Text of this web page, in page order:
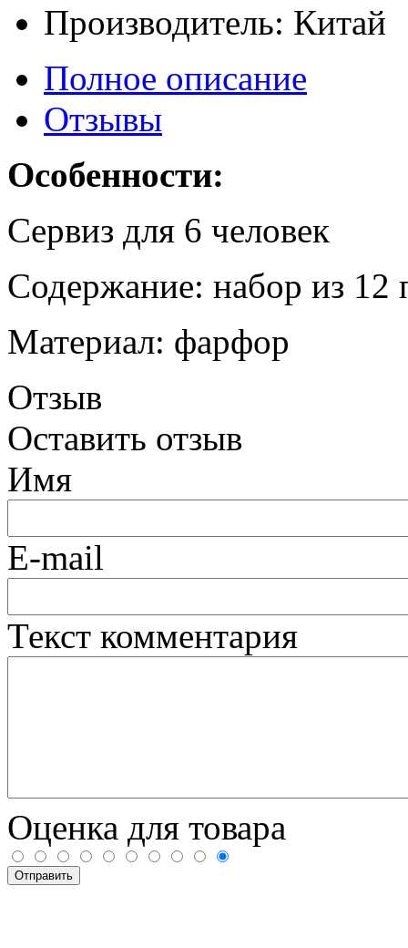
Производитель: Китай
Полное описание
Отзывы
Особенности:
Сервиз для 6 человек
Содержание: набор из 12
Материал: фарфор
Отзыв
Оставить отзыв
Имя
E-mail
Текст комментария
Оценка для товара